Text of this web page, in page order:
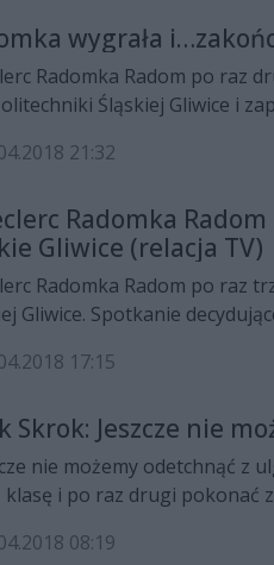
wygrała
Radomka Radom po raz
Śląskiej Gliwice i
21:32
Radomka
Gliwice (relacja TV)
Radomka Radom po raz
Gliwice. Spotkanie
u. Zapraszamy do
17:15
Skrok: Jeszcze nie
nie możemy odetchnąć z
klasę i po raz drugi pokonać
em Politechniki Śląskiej
08:19